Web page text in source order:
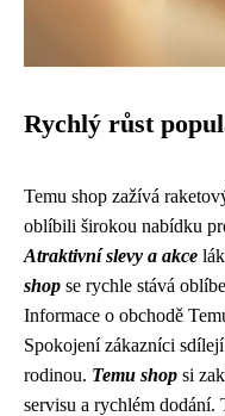
Rychlý růst
Temu shop zažívá
oblíbili širokou nabídku
Atraktivní slevy a akce
shop se rychle stává
Informace o obchodě
Spokojení zákazníci
rodinou. Temu shop si
servisu a rychlém dodání.